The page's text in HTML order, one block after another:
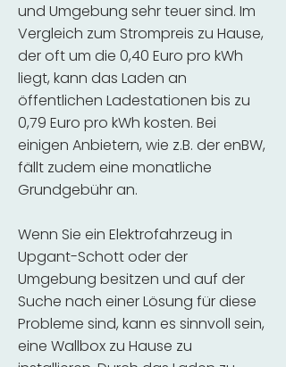
und Umgebung sehr teuer sind. Im
Vergleich zum Strompreis zu Hause,
der oft um die 0,40 Euro pro kWh
liegt, kann das Laden an
öffentlichen Ladestationen bis zu
0,79 Euro pro kWh kosten. Bei
einigen Anbietern, wie z.B. der enBW,
fällt zudem eine monatliche
Grundgebühr an.
Wenn Sie ein Elektrofahrzeug in
Upgant-Schott oder der
Umgebung besitzen und auf der
Suche nach einer Lösung für diese
Probleme sind, kann es sinnvoll sein,
eine Wallbox zu Hause zu